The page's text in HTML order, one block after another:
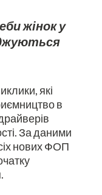
жінок у
які
в
За даними
нових ФОП